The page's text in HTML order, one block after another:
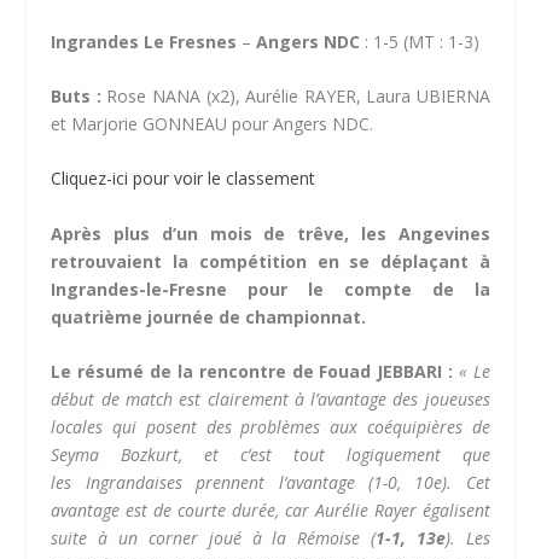
Ingrandes Le Fresnes – Angers NDC : 1-5 (MT : 1-3)
Buts : Rose NANA (x2), Aurélie RAYER, Laura UBIERNA
et Marjorie GONNEAU pour Angers NDC.
Cliquez-ici pour voir le classement
Après plus d’un mois de trêve, les Angevines
retrouvaient la compétition en se déplaçant à
Ingrandes-le-Fresne pour le compte de la
quatrième journée de championnat.
Le résumé de la rencontre de Fouad JEBBARI : « Le
début de match est clairement à l’avantage des joueuses
locales qui posent des problèmes aux coéquipières de
Seyma
Bozkurt, et c’est tout logiquement que
les Ingrandaisesprennent l’avantage (1-0, 10e).
Cet
avantage est de courte durée, car Aurélie Rayer égalisent
suite à un corner joué à laRémoise (1-1, 13e). Les